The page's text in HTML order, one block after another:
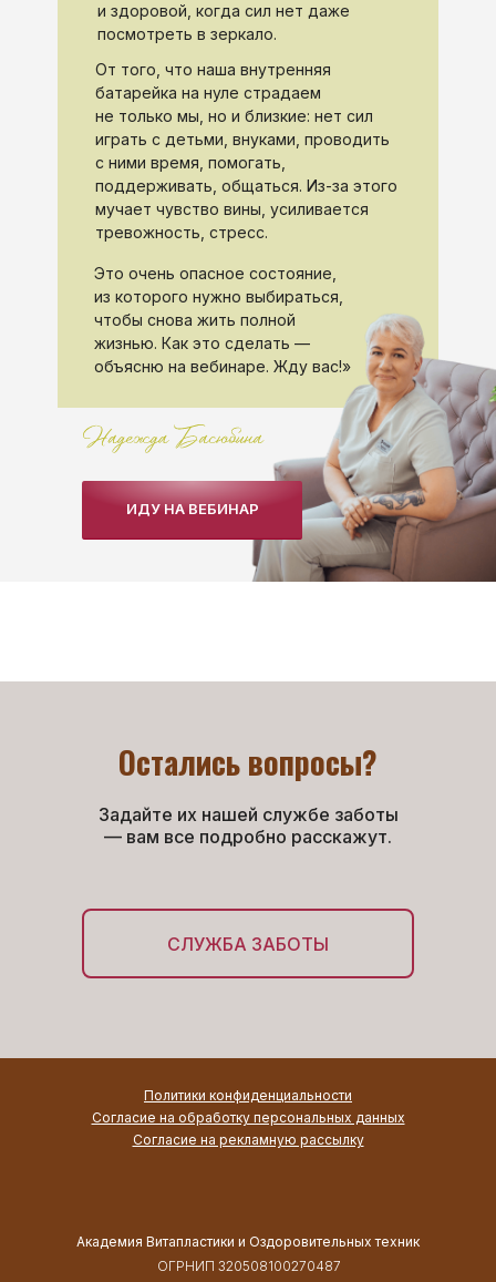
Это очень опасное состояние,
из которого нужно выбираться,
чтобы снова жить полной
жизнью. Как это сделать —
объясню на вебинаре. Жду вас!»
От того, что наша внутренняя
батарейка на нуле страдаем
не только мы, но и близкие: нет сил
играть с детьми, внуками, проводить
с ними время, помогать,
поддерживать, общаться. Из-за этого
мучает чувство вины, усиливается
тревожность, стресс.
и здоровой, когда сил нет даже
посмотреть в зеркало.
ИДУ НА ВЕБИНАР
Остались вопросы?
Задайте их нашей службе заботы
— вам все подробно расскажут.
СЛУЖБА ЗАБОТЫ
Политики конфиденциальности
Согласие на обработку персональных данных
Согласие на рекламную рассылку
Академия Витапластики и Оздоровительных техник
ОГРНИП 320508100270487